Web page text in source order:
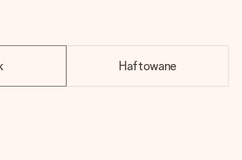
Haftowane